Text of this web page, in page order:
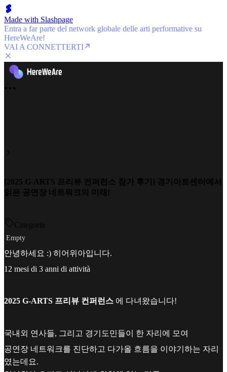
Made with Slashpage
Entra a far parte del network globale delle arti performative su
HereWeAre!
VAI A CONNETTERTI
[2025 G-ARTS 프리뷰 컨퍼런스 참가 후기] 경기아트센터에서
읽은 공연장 네트워크의 미래!
Categoria
Empty
안녕하세요 :) 히어위아입니다.
12 mesi di 3 anni di attività
2025 G-ARTS 프리뷰 컨퍼런스 에 다녀왔습니다!
국내외 연사들, 그리고 경기도민들이 한 자리에 모여
공연장 네트워크를 진단하고 다가올 흐름을 이야기하는 자리
였는데요.